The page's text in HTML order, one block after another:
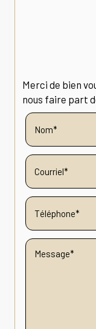
Merci de bien
nous faire part